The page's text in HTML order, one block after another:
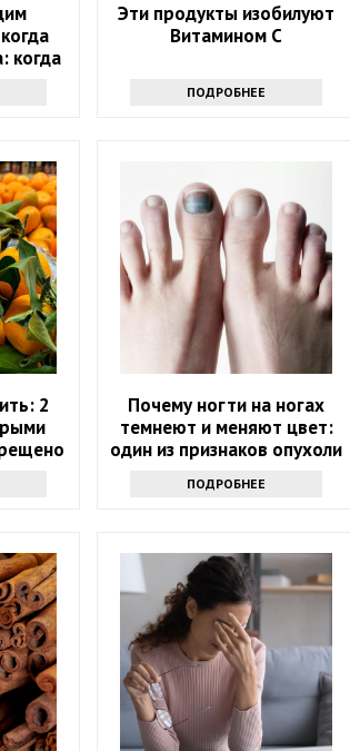
когда
врачу
Эти продукты изобилуют
Витамином С
ПОДРОБНЕЕ
2
Почему ногти на ногах
темнеют и меняют цвет:
один из признаков опухоли
ПОДРОБНЕЕ